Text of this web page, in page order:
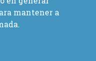
mantener a